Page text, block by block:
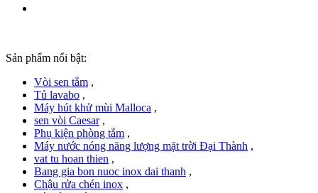
Sản phẩm nổi bật:
Vòi sen tắm ,
Tủ lavabo ,
Máy hút khử mùi Malloca ,
sen vòi Caesar,
Phụ kiện phòng tắm ,
Máy nước nóng năng lượng mặt trời Đại Thành ,
vat tu hoan thien ,
Bang gia bon nuoc inox dai thanh ,
Chậu rửa chén inox ,